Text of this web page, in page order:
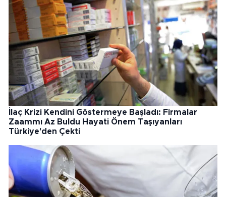
İlaç Krizi Kendini Göstermeye Başladı: Firmalar
Zaammı Az Buldu Hayati Önem Taşıyanları
Türkiye'den Çekti